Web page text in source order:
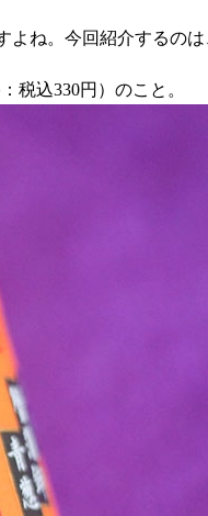
ね。今回紹介するのは
税込330円）のこと。